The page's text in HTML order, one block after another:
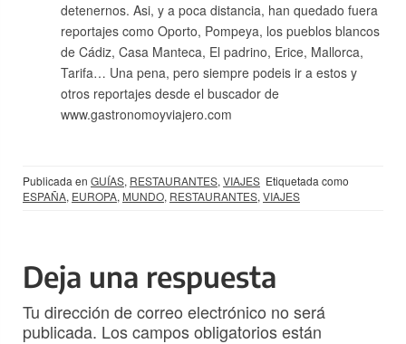
detenernos. Asi, y a poca distancia, han quedado fuera
reportajes como Oporto, Pompeya, los pueblos blancos
de Cádiz, Casa Manteca, El padrino, Erice, Mallorca,
Tarifa… Una pena, pero siempre podeis ir a estos y
otros reportajes desde el buscador de
www.gastronomoyviajero.com
Publicada en GUÍAS, RESTAURANTES, VIAJES Etiquetada como
ESPAÑA, EUROPA, MUNDO, RESTAURANTES, VIAJES
Deja una respuesta
Tu dirección de correo electrónico no será
publicada. Los campos obligatorios están